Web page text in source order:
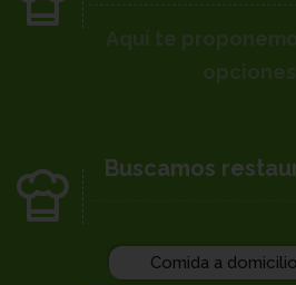
Buscamos
Comida a